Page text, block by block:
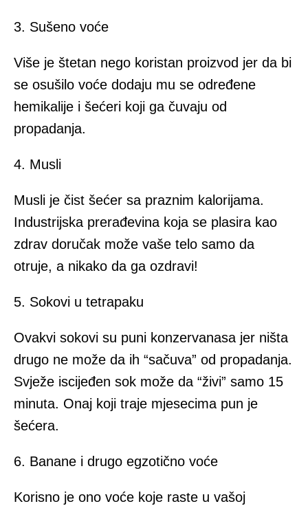
3. Sušeno voće
Više je štetan nego koristan proizvod jer da bi
se osušilo voće dodaju mu se određene
hemikalije i šećeri koji ga čuvaju od
propadanja.
4. Musli
Musli je čist šećer sa praznim kalorijama.
Industrijska prerađevina koja se plasira kao
zdrav doručak može vaše telo samo da
otruje, a nikako da ga ozdravi!
5. Sokovi u tetrapaku
Ovakvi sokovi su puni konzervanasa jer ništa
drugo ne može da ih “sačuva” od propadanja.
Svježe iscijeđen sok može da “živi” samo 15
minuta. Onaj koji traje mjesecima pun je
šećera.
6. Banane i drugo egzotično voće
Korisno je ono voće koje raste u vašoj